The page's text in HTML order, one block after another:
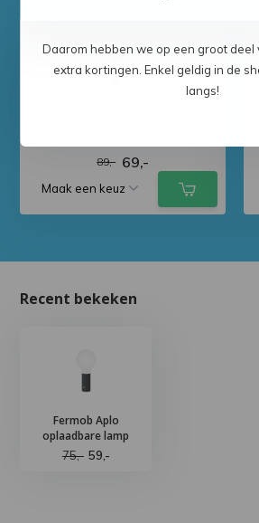
89,- 69,-
Recent bekeken
Fermob Aplo
oplaadbare lamp
75,- 59,-
Daarom hebben we op een groot deel
extra kortingen. Enkel geldig in de
langs!